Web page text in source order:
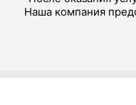
Наша компания